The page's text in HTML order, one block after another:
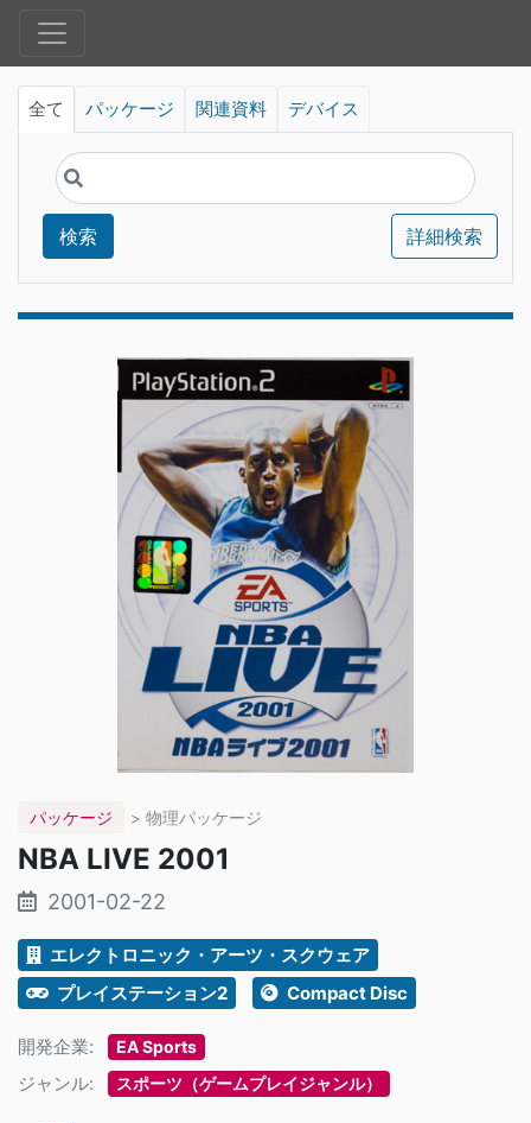
全て パッケージ 関連資料 デバイス
検索 詳細検索
パッケージ > 物理パッケージ
NBA LIVE 2001
2001-02-22
エレクトロニック・アーツ・スクウェア
プレイステーション2
Compact Disc
開発企業: EA Sports
ジャンル: スポーツ（ゲームプレイジャンル）